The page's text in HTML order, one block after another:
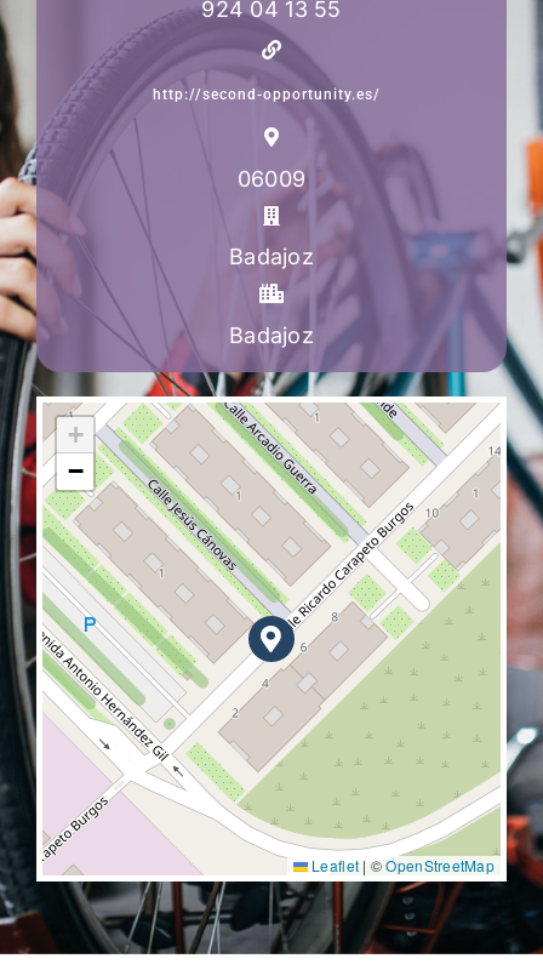
924 04 13 55
http://second-opportunity.es/
06009
Badajoz
Badajoz
+
−
Leaflet | ©OpenStreetMap